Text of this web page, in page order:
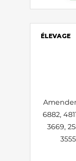
ÉLEVAGE
6882,
3669,